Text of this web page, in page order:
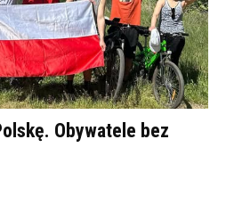
Obywatele bez